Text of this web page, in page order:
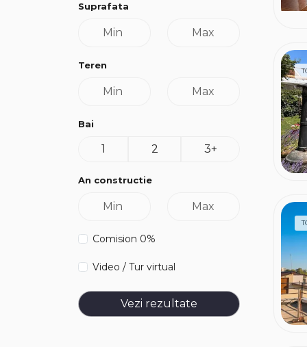
Suprafata
Teren
Bai
1 2 3+
An constructie
Comision 0%
Video / Tur virtual
Vezi rezultate